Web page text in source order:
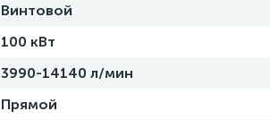
Винтовой
100 кВт
3990-14140 л/мин
Прямой